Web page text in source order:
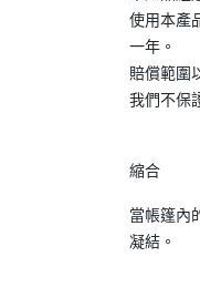
使用本產
一年。
賠償範圍
我們不保
縮合
當帳篷內
凝結。